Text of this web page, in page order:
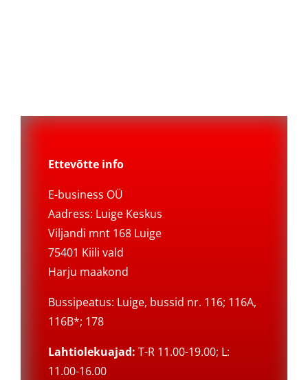
Ettevõtte info
E-business OÜ
Aadress: Luige Keskus
Viljandi mnt 168 Luige
75401 Kiili vald
Harju maakond
Bussipeatus: Luige, bussid nr. 116; 116A,
116B*; 178
Lahtiolekuajad: T-R 11.00-19.00; L:
11.00-16.00